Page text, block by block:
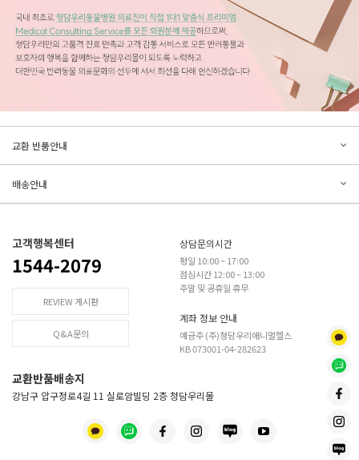
교환 반품안내
배송안내
고객행복센터
1544-2079
REVIEW 게시판
Q&A문의
상담문의시간
평일 10:00 ~ 17:00
점심시간 12:00 ~ 13:00
주말 및 공휴일 휴무
계좌 정보 안내
예금주 (주)청담우리애니멀헬스
KB 073001-04-282623
교환반품배송지
강남구 압구정로4길 11 실로암빌딩 2층 청담우리몰